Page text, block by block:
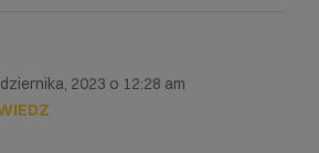
2023 o 12:28 am